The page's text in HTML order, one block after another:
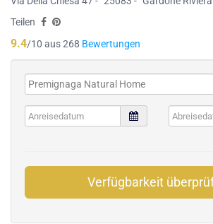
Teilen
9.4/10 aus 268 Bewertungen
Verfügbarkeit